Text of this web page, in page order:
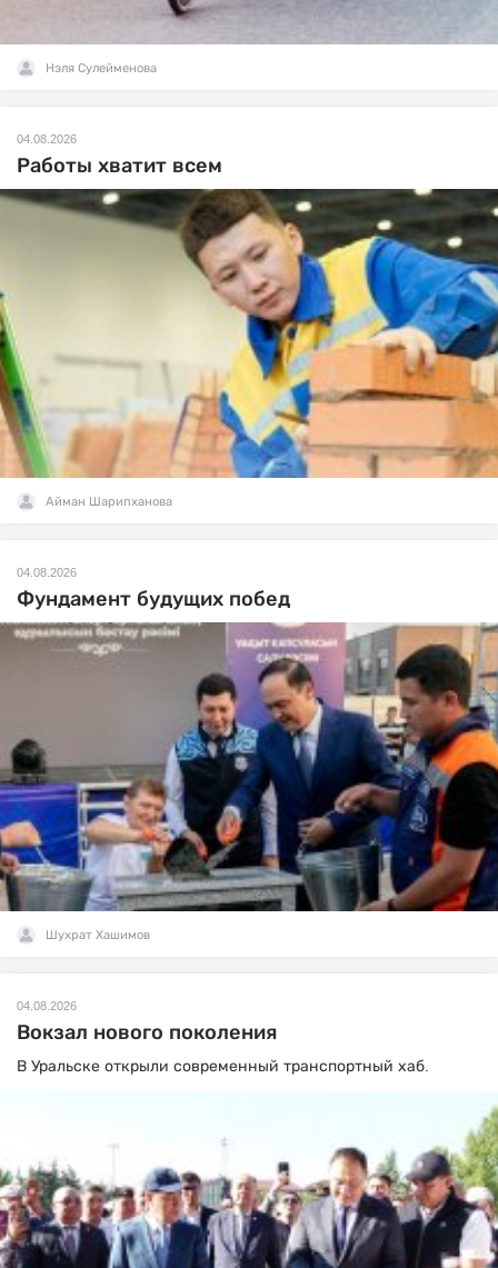
Нэля Сулейменова
04.08.2026
Работы хватит всем
Айман Шарипханова
04.08.2026
Фундамент будущих побед
Шухрат Хашимов
04.08.2026
Вокзал нового поколения
В Уральске открыли современный транспортный хаб.